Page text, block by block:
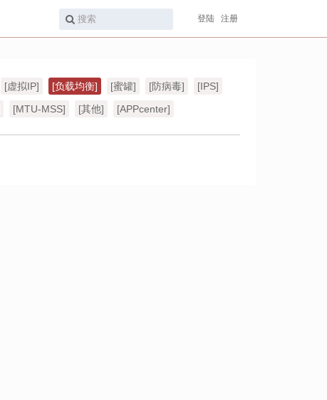
登陆 注册
[虚拟IP] [负载均衡] [蜜罐] [防病毒]
[IPS]
[MTU-MSS] [其他] [APPcenter]